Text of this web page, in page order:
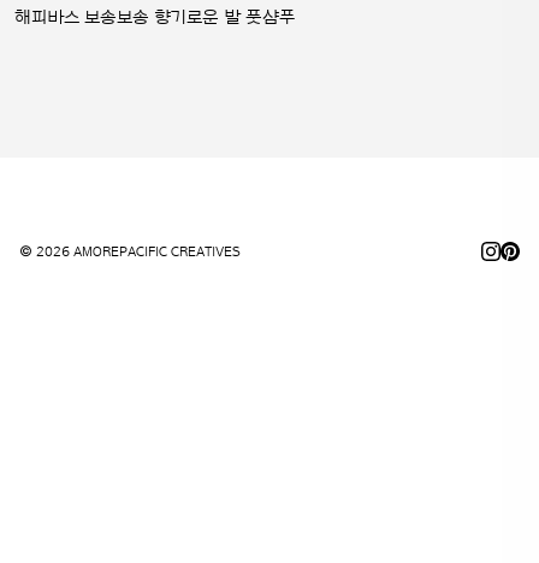
해피바스 보송보송 향기로운 발 풋샴푸
© 2026 AMOREPACIFIC CREATIVES